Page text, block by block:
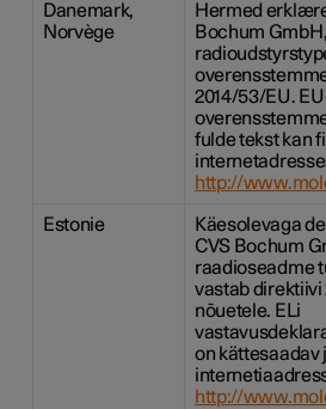
Danemark,
Norvège
Hermed
Bochum
2014/53/EU.
fulde tekst kan
http://
Estonie
Käesolevaga
CVS Bochum
raadioseadme
vastab direktiivi
nõuetele. ELi
on kättesaadav
http://